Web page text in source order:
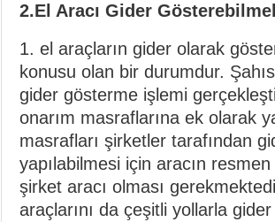
2.El Aracı Gider
1. el araçların gider olarak
konusu olan bir durumdur.
gider gösterme işlemi
onarım masraflarına ek olarak
masrafları şirketler tarafından
yapılabilmesi için aracın
şirket aracı olması
araçlarını da çeşitli yollarla